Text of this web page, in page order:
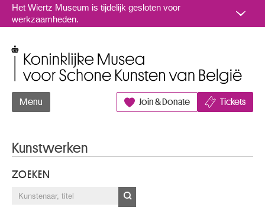
Naar inhoud
Het Wiertz Museum is tijdelijk gesloten voor
werkzaamheden.
Menu Join & Donate Tickets
Kunstwerken
ZOEKEN